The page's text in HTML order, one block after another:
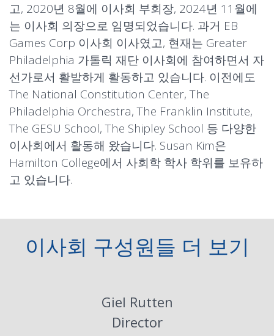
고, 2020년 8월에 이사회 부회장, 2024년 11월에
는 이사회 의장으로 임명되었습니다. 과거 EB
Games Corp 이사회 이사였고, 현재는 Greater
Philadelphia 가톨릭 재단 이사회에 참여하면서 자
선가로서 활발하게 활동하고 있습니다. 이전에도
The National Constitution Center, The
Philadelphia Orchestra, The Franklin Institute,
The GESU School, The Shipley School 등 다양한
이사회에서 활동해 왔습니다. Susan Kim은
Hamilton College에서 사회학 학사 학위를 보유하
고 있습니다.
이사회 구성원들 더 보기
Giel Rutten
Director